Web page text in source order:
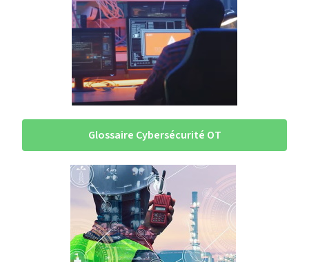
Glossaire Cybersécurité OT